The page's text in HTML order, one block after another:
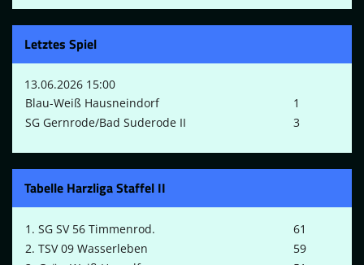
Letztes Spiel
13.06.2026 15:00
Blau-Weiß Hausneindorf
1
SG Gernrode/Bad Suderode II
3
Tabelle Harzliga Staffel II
1. SG SV 56 Timmenrod.
61
2. TSV 09 Wasserleben
59